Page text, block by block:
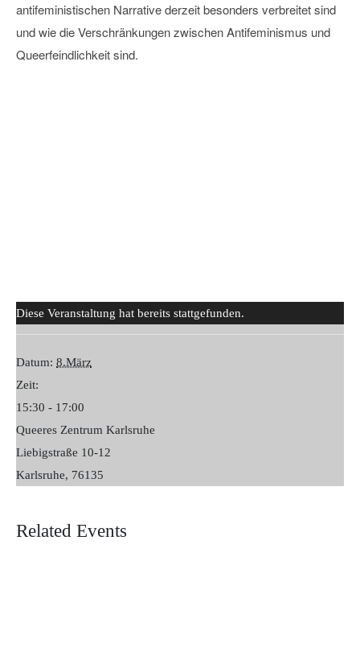
antifeministischen Narrative derzeit besonders verbreitet sind
und wie die Verschränkungen zwischen Antifeminismus und
Queerfeindlichkeit sind.
Diese Veranstaltung hat bereits stattgefunden.
Datum: 8.März
Zeit:
15:30 - 17:00
Queeres Zentrum Karlsruhe
Liebigstraße 10-12
Karlsruhe, 76135
Related Events